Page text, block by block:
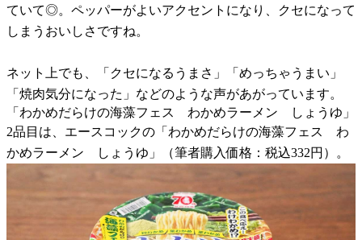
ていて◎。ペッパーがよいアクセントになり、クセになって
しまうおいしさですね。
ネット上でも、「クセになるうまさ」「めっちゃうまい」
「焼肉気分になった」などのような声があがっています。
「わかめだらけの海藻フェス わかめラーメン しょうゆ」
2品目は、エースコックの「わかめだらけの海藻フェス わ
かめラーメン しょうゆ」（筆者購入価格：税込332円）。